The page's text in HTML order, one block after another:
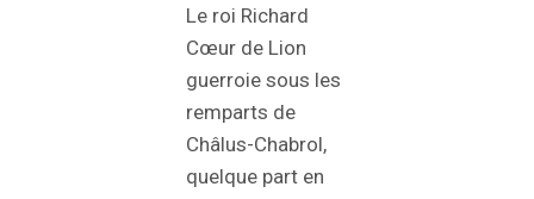
Le roi Richard
Cœur de Lion
guerroie sous les
remparts de
Châlus-Chabrol,
quelque part en